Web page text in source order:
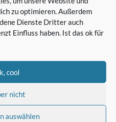
zu optimieren. Außerdem
Dienste Dritter auch
Einfluss haben. Ist das ok für
cool
nicht
auswählen